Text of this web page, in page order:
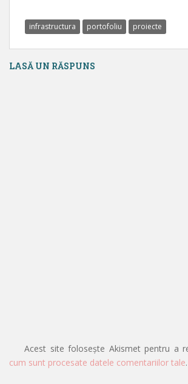
infrastructura portofoliu proiecte
LASĂ UN RĂSPUNS
Acest site folosește Akismet pentru a
cum sunt procesate datele comentariilor tale.